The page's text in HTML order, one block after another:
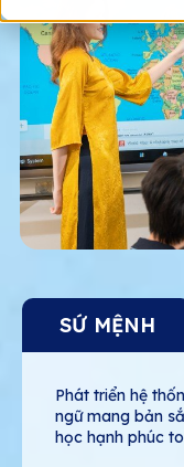
SỨ MỆNH
Phát triển hệ
ngữ mang bản
học hạnh phúc